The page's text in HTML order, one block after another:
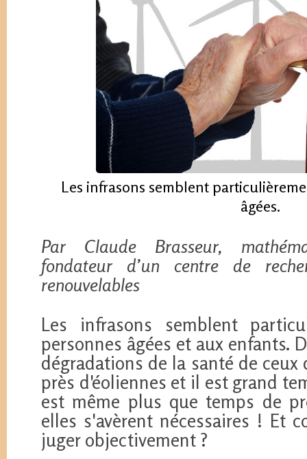
Les infrasons semblent
âgées.
Par Claude Brasseur,
fondateur d’un centre de
renouvelables
Les infrasons semblent
personnes âgées et aux enfants.
dégradations de la santé de
près d'éoliennes et il est grand
est même plus que temps de
elles s'avèrent nécessaires ! Et
juger objectivement ?